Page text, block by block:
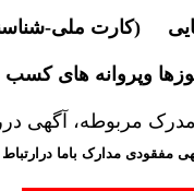
(کارت ملی-
وپروانه های کسب
مربوطه، آگهی
مفقودی مدارک باما درارتباط